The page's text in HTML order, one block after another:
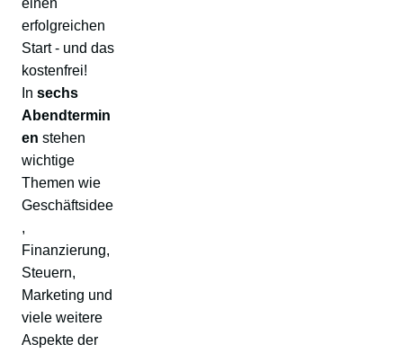
einen
erfolgreichen
Start - und das
kostenfrei!
In sechs
Abendtermin
en stehen
wichtige
Themen wie
Geschäftsidee
,
Finanzierung,
Steuern,
Marketing und
viele weitere
Aspekte der